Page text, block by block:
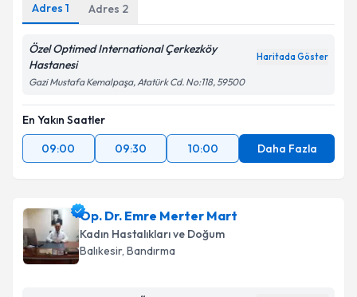
kapsamda işlenmesini kabul ediyorum.
Takvim Talebini Gönder
Adres 1 Adres 2
Özel Optimed International Çerkezköy
Hastanesi
Haritada Göster
Gazi Mustafa Kemalpaşa, Atatürk Cd. No:118, 59500
En Yakın Saatler
09:00
09:30 10:00 Daha Fazla
Op. Dr. Emre Merter Mart
Kadın Hastalıkları ve Doğum
Balıkesir, Bandırma